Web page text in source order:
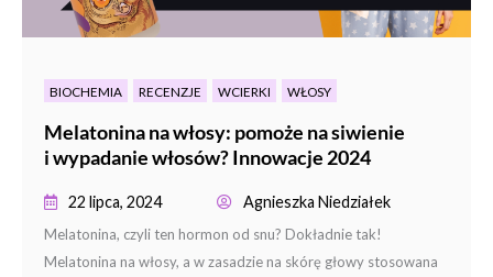
BIOCHEMIA RECENZJE WCIERKI WŁOSY
Melatonina na włosy: pomoże na siwienie
i wypadanie włosów? Innowacje 2024
22 lipca, 2024 Agnieszka Niedziałek
Melatonina, czyli ten hormon od snu? Dokładnie tak!
Melatonina na włosy, a w zasadzie na skórę głowy stosowana